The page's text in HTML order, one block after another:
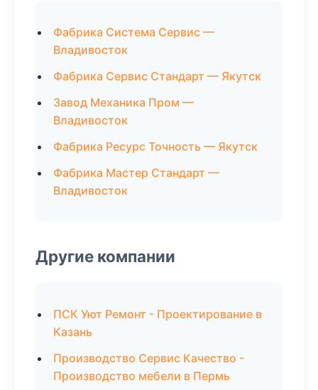
Фабрика Система Сервис —
Владивосток
Фабрика Сервис Стандарт — Якутск
Завод Механика Пром —
Владивосток
Фабрика Ресурс Точность — Якутск
Фабрика Мастер Стандарт —
Владивосток
Другие компании
ПСК Уют Ремонт - Проектирование в
Казань
Производство Сервис Качество -
Производство мебели в Пермь